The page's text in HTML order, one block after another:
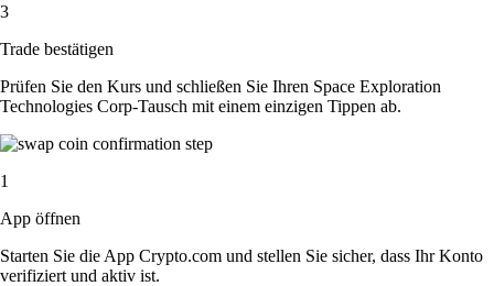
3
Trade bestätigen
Prüfen Sie den Kurs und schließen Sie Ihren Space Exploration
Technologies Corp-Tausch mit einem einzigen Tippen ab.
1
App öffnen
Starten Sie die App Crypto.com und stellen Sie sicher, dass Ihr Konto
verifiziert und aktiv ist.